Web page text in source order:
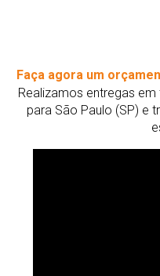
Faça agora um
Realizamos entregas
para São Paulo (SP) e